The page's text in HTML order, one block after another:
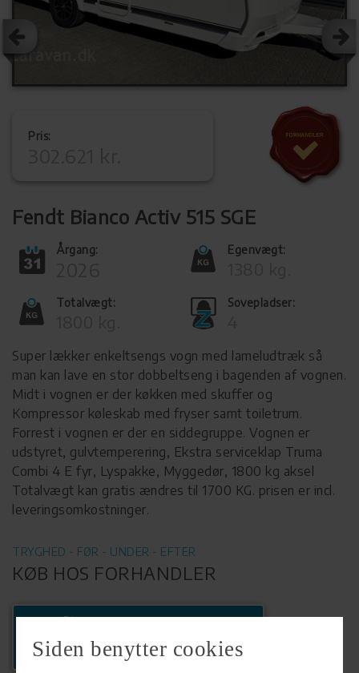
Pris:
Fendt Bianco Activ 515 SGE
Årgang: Egenvægt:
Totalvægt: Sovepladser:
Super lækker enkeltsengs vogn med lameludtræk så
man kan lave en stor dobbeltseng i bagenden af vognen.
Midt i vognen er der køkken med skuffer og
Kompressor køleskab med fryser samt toiletrum.
Forrest i vognen er der en siddegruppe. Vognen er
udstyret, gulvtemperering, Ekstra serviceklap Truma
Combi 4 E fyr, Lyspakke, Myggedør, 1800 kg aksel
Totalvægt kan gratis ændres til 1700 KG. prisen er incl.
leveringsomkostninger.
TRYGHED - FØR - UNDER - EFTER
KØB HOS FORHANDLER
Ring
+45 64462646
Siden benytter cookies